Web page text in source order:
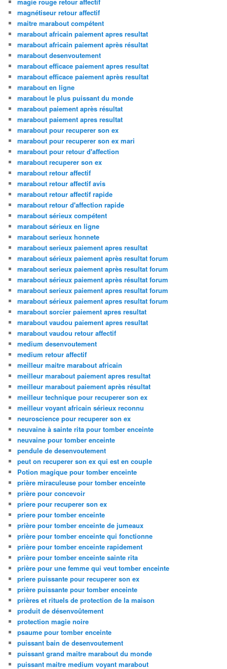
magnétiseur retour affectif
maitre marabout compétent
marabout africain paiement apres resultat
marabout africain paiement après résultat
marabout desenvoutement
marabout efficace paiement apres resultat
marabout efficace paiement après resultat
marabout en ligne
marabout le plus puissant du monde
marabout paiement après résultat
marabout paiement apres resultat
marabout pour recuperer son ex
marabout pour recuperer son ex mari
marabout pour retour d'affection
marabout recuperer son ex
marabout retour affectif
marabout retour affectif avis
marabout retour affectif rapide
marabout retour d'affection rapide
marabout sérieux compétent
marabout sérieux en ligne
marabout serieux honnete
marabout serieux paiement apres resultat
marabout sérieux paiement après resultat forum
marabout serieux paiement après resultat forum
marabout sérieux paiement après résultat forum
marabout serieux paiement apres resultat forum
marabout sérieux paiement apres resultat forum
marabout sorcier paiement apres resultat
marabout vaudou paiement apres resultat
marabout vaudou retour affectif
medium desenvoutement
medium retour affectif
meilleur maitre marabout africain
meilleur marabout paiement apres resultat
meilleur marabout paiement après résultat
meilleur technique pour recuperer son ex
meilleur voyant africain sérieux reconnu
neuroscience pour recuperer son ex
neuvaine à sainte rita pour tomber enceinte
neuvaine pour tomber enceinte
pendule de desenvoutement
peut on recuperer son ex qui est en couple
Potion magique pour tomber enceinte
prière miraculeuse pour tomber enceinte
prière pour concevoir
priere pour recuperer son ex
priere pour tomber enceinte
prière pour tomber enceinte de jumeaux
prière pour tomber enceinte qui fonctionne
prière pour tomber enceinte rapidement
prière pour tomber enceinte sainte rita
prière pour une femme qui veut tomber enceinte
priere puissante pour recuperer son ex
prière puissante pour tomber enceinte
prières et rituels de protection de la maison
produit de désenvoûtement
protection magie noire
psaume pour tomber enceinte
puissant bain de desenvoutement
puissant grand maitre marabout du monde
puissant maitre medium voyant marabout